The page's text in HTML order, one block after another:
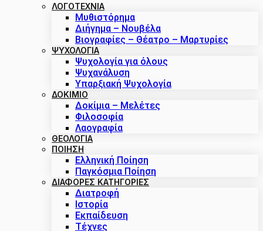
ΛΟΓΟΤΕΧΝΙΑ
Μυθιστόρημα
Διήγημα – Νουβέλα
Βιογραφίες – Θέατρο – Μαρτυρίες
ΨΥΧΟΛΟΓΙΑ
Ψυχολογία για όλους
Ψυχανάλυση
Υπαρξιακή Ψυχολογία
ΔΟΚΊΜΙΟ
Δοκίμια – Μελέτες
Φιλοσοφία
Λαογραφία
ΘΕΟΛΟΓΙΑ
ΠΟΙΗΣΗ
Ελληνική Ποίηση
Παγκόσμια Ποίηση
ΔΙΑΦΟΡΕΣ ΚΑΤΗΓΟΡΙΕΣ
Διατροφή
Ιστορία
Εκπαίδευση
Τέχνες